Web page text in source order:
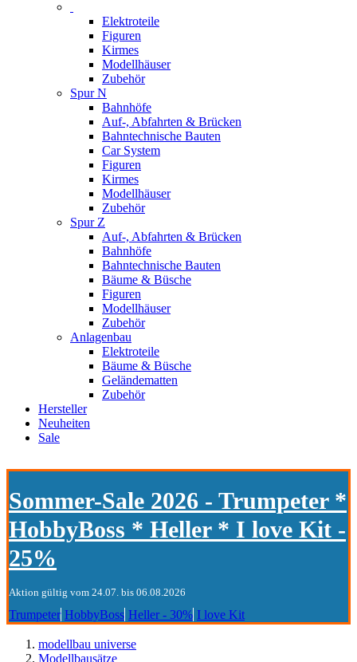
Elektroteile
Figuren
Kirmes
Modellhäuser
Zubehör
Spur N
Bahnhöfe
Auf-, Abfahrten & Brücken
Bahntechnische Bauten
Car System
Figuren
Kirmes
Modellhäuser
Zubehör
Spur Z
Auf-, Abfahrten & Brücken
Bahnhöfe
Bahntechnische Bauten
Bäume & Büsche
Figuren
Modellhäuser
Zubehör
Anlagenbau
Elektroteile
Bäume & Büsche
Geländematten
Zubehör
Hersteller
Neuheiten
Sale
Sommer-Sale 2026 - Trumpeter *
HobbyBoss * Heller * I love Kit -
25%
Aktion gültig vom 24.07. bis 06.08.2026
Trumpeter HobbyBoss Heller - 30% I love Kit
modellbau universe
Modellbausätze